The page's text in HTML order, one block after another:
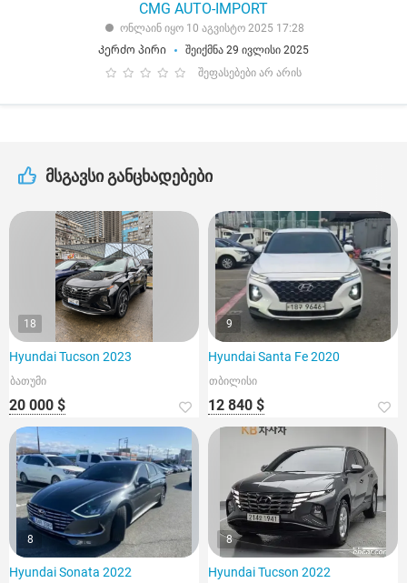
CMG AUTO-IMPORT
ონლაინ იყო 10 აგვისტო 2025 17:28
Კერძო პირი
შეიქმნა 29 ივლისი 2025
შეფასებები არ არის
მსგავსი განცხადებები
18
Hyundai Tucson 2023
ბათუმი
20 000 $
9
Hyundai Santa Fe 2020
თბილისი
12 840 $
8
Hyundai Sonata 2022
8
Hyundai Tucson 2022